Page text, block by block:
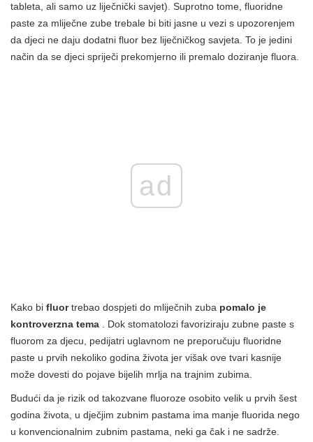
tableta, ali samo uz liječnički savjet). Suprotno tome, fluoridne
paste za mliječne zube trebale bi biti jasne u vezi s upozorenjem
da djeci ne daju dodatni fluor bez liječničkog savjeta. To je jedini
način da se djeci spriječi prekomjerno ili premalo doziranje fluora.
ad
Kako bi fluortrebao dospjeti do mliječnih zuba pomalo je
kontroverzna tema . Dok stomatolozi favoriziraju zubne paste s
fluorom za djecu, pedijatri uglavnom ne preporučuju fluoridne
paste u prvih nekoliko godina života jer višak ove tvari kasnije
može dovesti do pojave bijelih mrlja na trajnim zubima.
Budući da je rizik od takozvane fluoroze osobito velik u prvih šest
godina života, u dječjim zubnim pastama ima manje fluorida nego
u konvencionalnim zubnim pastama, neki ga čak i ne sadrže.